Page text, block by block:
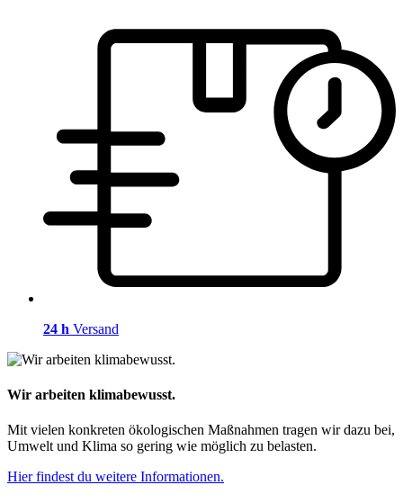
24 h Versand
Wir arbeiten klimabewusst.
Mit vielen konkreten ökologischen Maßnahmen tragen wir dazu bei,
Umwelt und Klima so gering wie möglich zu belasten.
Hier findest du weitere Informationen.